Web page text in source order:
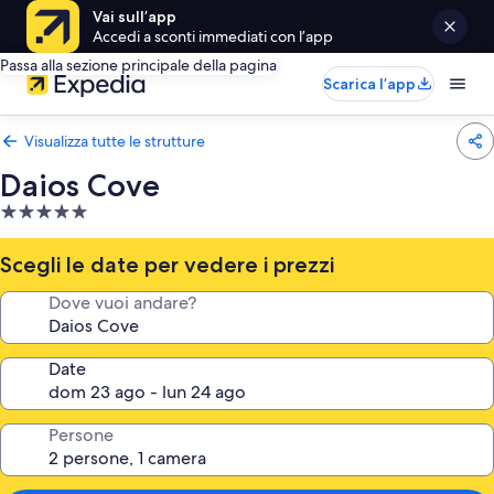
Vai sull’app
Accedi a sconti immediati con l’app
Passa alla sezione principale della pagina
Scarica l’app
Visualizza tutte le strutture
Daios Cove
Struttura
a
5.0
stelle
Scegli le date per vedere i prezzi
Dove vuoi andare?
Date
Persone